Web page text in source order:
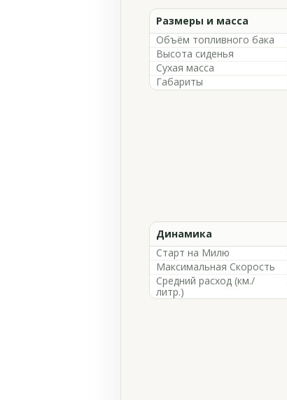
Размеры и масса
Объём топливного бака
Высота сиденья
Сухая масса
Габариты
Динамика
Старт на Милю
Максимальная Скорость
Средний расход (км./
литр.)